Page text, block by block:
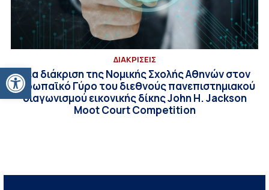
Ανοίξτε τη γραμμή εργαλείων
ΔΙΑΚΡΙΣΕΙΣ
Νέα διάκριση της Νομικής Σχολής Αθηνών στον
Ευρωπαϊκό Γύρο του διεθνούς πανεπιστημιακού
διαγωνισμού εικονικής δίκης John H. Jackson
Moot Court Competition